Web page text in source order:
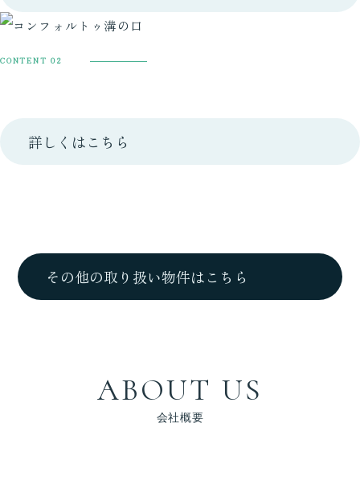
CONTENT 02
詳しくはこちら
その他の取り扱い物件はこちら
ABOUT US
会社概要